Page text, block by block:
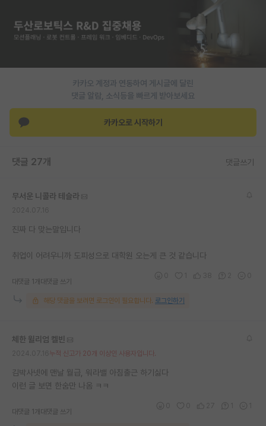
카카오 계정과 연동하여 게시글에 달린
댓글 알람, 소식등을 빠르게 받아보세요
카카오로 시작하기
댓글 27개 댓글쓰기
무서운 니콜라 테슬라
진짜 다 맞는말입니다
취업이 어려우니까 도피성으로 대학원 오는게 큰 것 같습니다
대댓글 1개 대댓글 쓰기
해당 댓글을 보려면 로그인이 필요합니다. 로그인하기
체한 윌리엄 켈빈
누적 신고가 20개 이상인 사용자입니다.
김박사넷에 맨날 월급, 워라밸 아침출근 하기싫다
이런 글 보면 한숨만 나옴 ㅋㅋ
대댓글 1개 대댓글 쓰기